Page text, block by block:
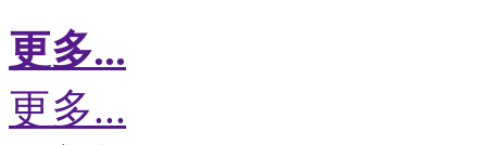
更多...
更多...